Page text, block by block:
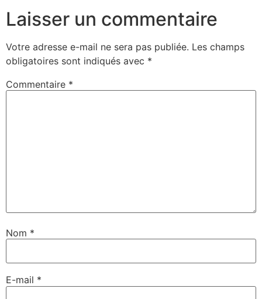
Laisser un commentaire
Votre adresse e-mail ne sera pas publiée. Les champs
obligatoires sont indiqués avec *
Commentaire *
Nom *
E-mail *